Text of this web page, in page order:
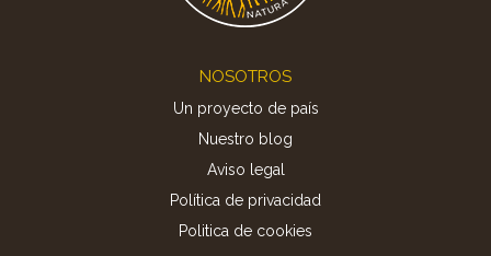
NOSOTROS
Un proyecto de país
Nuestro blog
Aviso legal
Política de privacidad
Politica de cookies